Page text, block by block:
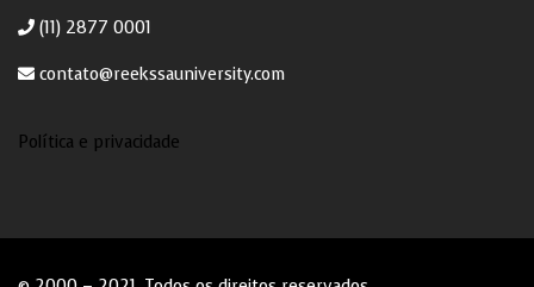
(11) 2877 0001
contato@reekssauniversity.com
Política e privacidade